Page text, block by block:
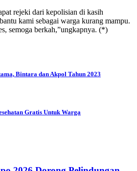
rejeki dari kepolisian di kasih
kami sebagai warga kurang mampu.
semoga berkah,”ungkapnya. (*)
Bintara dan Akpol Tahun 2023
Gratis Untuk Warga